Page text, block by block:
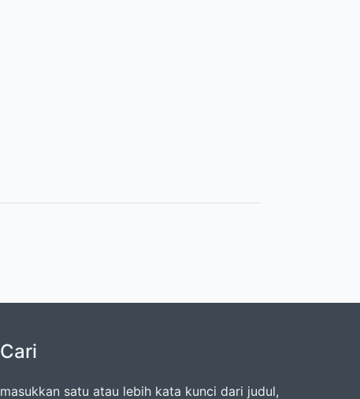
Cari
masukkan satu atau lebih kata kunci dari judul,